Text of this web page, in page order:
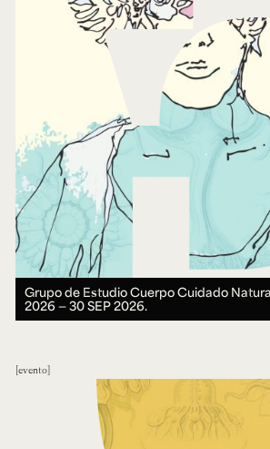
Grupo de Estudio Cuerpo Cuidado
2026 ― 30 SEP 2026.
evento